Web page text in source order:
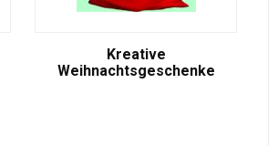
Kreative
Weihnachtsgeschenke